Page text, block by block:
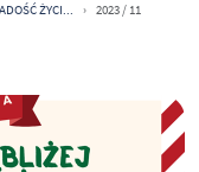
ŻYCI...
2023 / 11